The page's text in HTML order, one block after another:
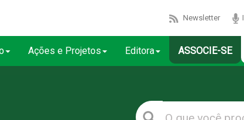
Newsletter
Ações e Projetos Editora ASSOCIE-SE